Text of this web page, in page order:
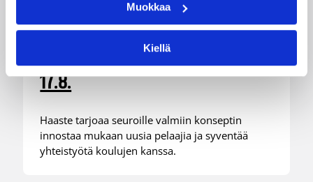
Muokkaa
Kiellä
Koripalloliitto 04.08.2026 12:00
Miljoona koria! -haaste alkaa
17.8.
Haaste tarjoaa seuroille valmiin konseptin
innostaa mukaan uusia pelaajia ja syventää
yhteistyötä koulujen kanssa.